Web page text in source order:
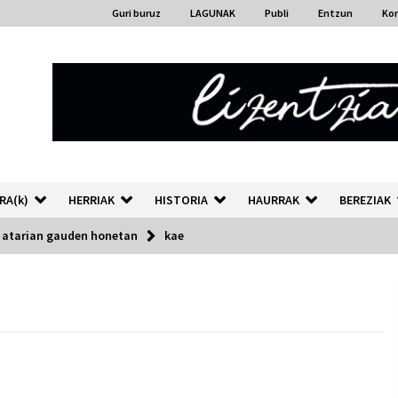
Guri buruz LAGUNAK Publi Entzun
HERRIAK HISTORIA HAURRAK BEREZIAK
atarian gauden honetan kae